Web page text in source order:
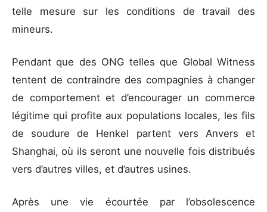
telle mesure sur les conditions de travail des
mineurs.
Pendant que des ONG telles que Global Witness
tentent de contraindre des compagnies à changer
de comportement et d’encourager un commerce
légitime qui profite aux populations locales, les fils
de soudure de Henkel partent vers Anvers et
Shanghai, où ils seront une nouvelle fois distribués
vers d’autres villes, et d’autres usines.
Après une vie écourtée par l’obsolescence